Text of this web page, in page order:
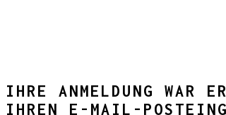
IHRE ANMELDUNG WAR
IHREN E-MAIL-